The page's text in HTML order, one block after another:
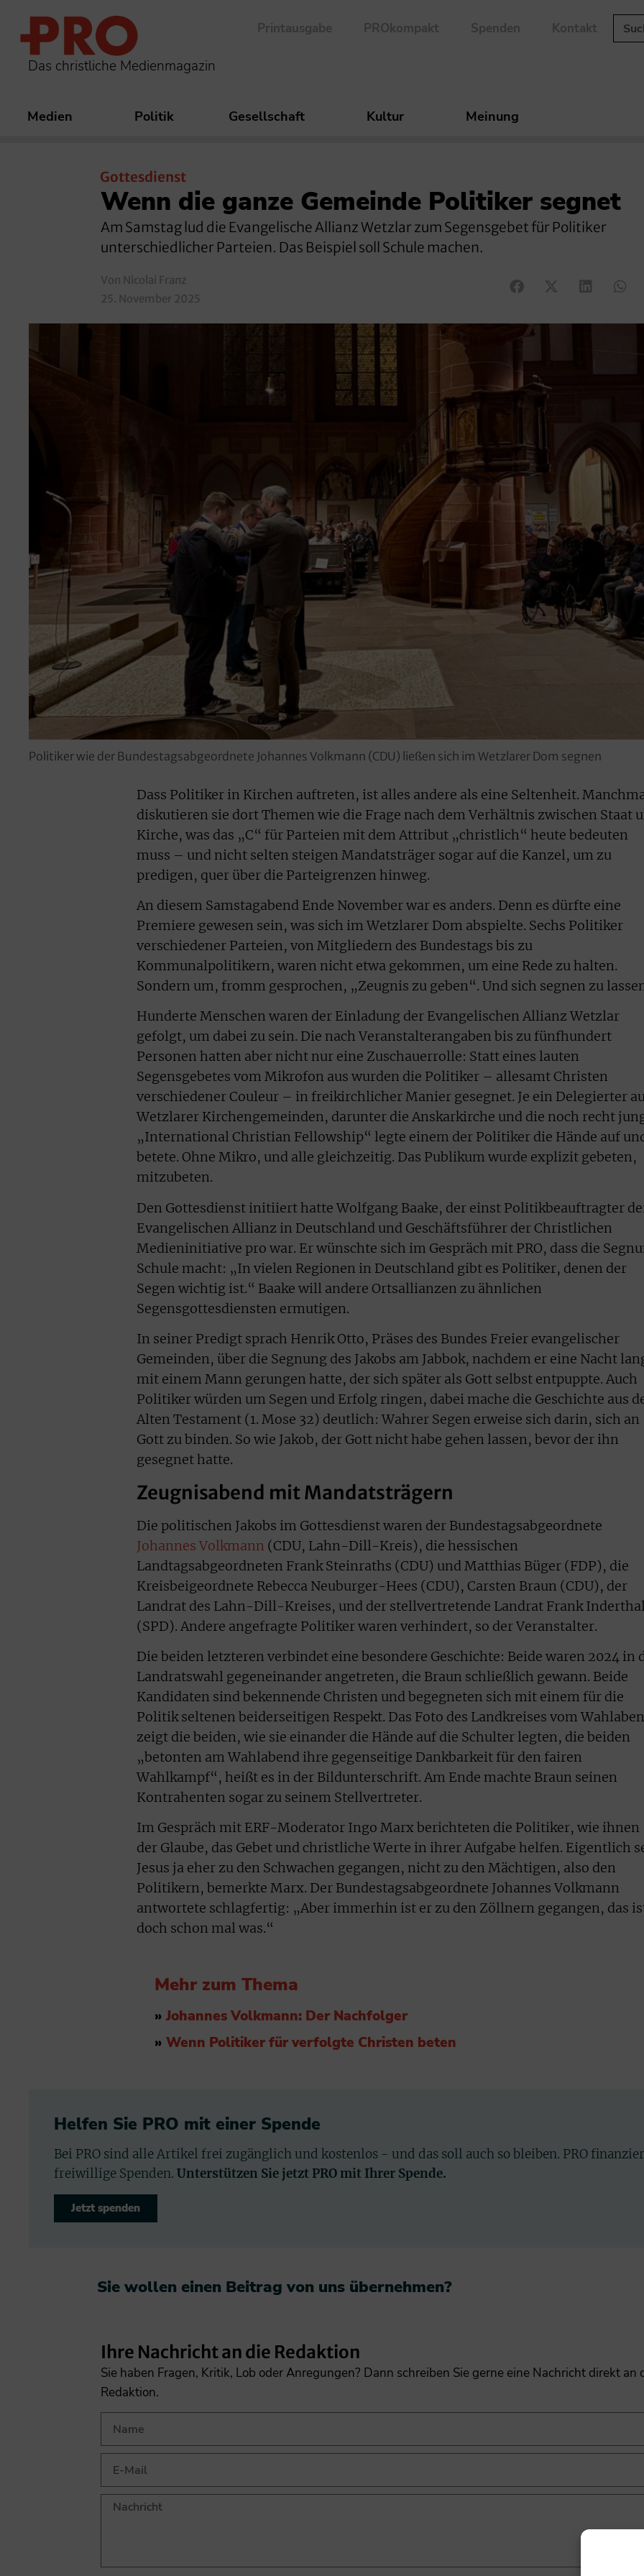
Das christliche Medienmagazin
Printausgabe PROkompakt Spenden Kontakt
Medien Politik Gesellschaft Kultur Meinung
Gottesdienst
Wenn die ganze Gemeinde Politiker segnet
Am Samstag lud die Evangelische Allianz Wetzlar zum Segensgebet für Politiker
unterschiedlicher Parteien. Das Beispiel soll Schule machen.
Von Nicolai Franz
25. November 2025
Politiker wie der Bundestagsabgeordnete Johannes Volkmann (CDU) ließen sich im Wetzlarer Dom segnen
Dass Politiker in Kirchen auftreten, ist alles andere als eine Seltenheit.
diskutieren sie dort Themen wie die Frage nach dem Verhältnis zwischen Staat
Kirche, was das „C“ für Parteien mit dem Attribut „christlich“ heute bedeuten
muss – und nicht selten steigen Mandatsträger sogar auf die Kanzel, um zu
predigen, quer über die Parteigrenzen hinweg.
An diesem Samstagabend Ende November war es anders. Denn es dürfte eine
Premiere gewesen sein, was sich im Wetzlarer Dom abspielte. Sechs Politiker
verschiedener Parteien, von Mitgliedern des Bundestags bis zu
Kommunalpolitikern, waren nicht etwa gekommen, um eine Rede zu halten.
Sondern um, fromm gesprochen, „Zeugnis zu geben“. Und sich segnen zu
Hunderte Menschen waren der Einladung der Evangelischen Allianz Wetzlar
gefolgt, um dabei zu sein. Die nach Veranstalterangaben bis zu fünfhundert
Personen hatten aber nicht nur eine Zuschauerrolle: Statt eines lauten
Segensgebetes vom Mikrofon aus wurden die Politiker – allesamt Christen
verschiedener Couleur – in freikirchlicher Manier gesegnet. Je ein Delegierter
Wetzlarer Kirchengemeinden, darunter die Anskarkirche und die noch recht
„International Christian Fellowship“ legte einem der Politiker die Hände auf
betete. Ohne Mikro, und alle gleichzeitig. Das Publikum wurde explizit gebeten,
mitzubeten.
Den Gottesdienst initiiert hatte Wolfgang Baake, der einst Politikbeauftragter
Evangelischen Allianz in Deutschland und Geschäftsführer der Christlichen
Medieninitiative pro war. Er wünschte sich im Gespräch mit PRO, dass die
Schule macht: „In vielen Regionen in Deutschland gibt es Politiker, denen der
Segen wichtig ist.“ Baake will andere Ortsallianzen zu ähnlichen
Segensgottesdiensten ermutigen.
In seiner Predigt sprach Henrik Otto, Präses des Bundes Freier evangelischer
Gemeinden, über die Segnung des Jakobs am Jabbok, nachdem er eine Nacht
mit einem Mann gerungen hatte, der sich später als Gott selbst entpuppte. Auch
Politiker würden um Segen und Erfolg ringen, dabei mache die Geschichte aus
Alten Testament (1. Mose 32) deutlich: Wahrer Segen erweise sich darin, sich an
Gott zu binden. So wie Jakob, der Gott nicht habe gehen lassen, bevor der ihn
gesegnet hatte.
Zeugnisabend mit Mandatsträgern
Die politischen Jakobs im Gottesdienst waren der Bundestagsabgeordnete
Johannes Volkmann (CDU, Lahn-Dill-Kreis), die hessischen
Landtagsabgeordneten Frank Steinraths (CDU) und Matthias Büger (FDP), die
Kreisbeigeordnete Rebecca Neuburger-Hees (CDU), Carsten Braun (CDU), der
Landrat des Lahn-Dill-Kreises, und der stellvertretende Landrat Frank
(SPD). Andere angefragte Politiker waren verhindert, so der Veranstalter.
Die beiden letzteren verbindet eine besondere Geschichte: Beide waren 2024 in
Landratswahl gegeneinander angetreten, die Braun schließlich gewann. Beide
Kandidaten sind bekennende Christen und begegneten sich mit einem für die
Politik seltenen beiderseitigen Respekt. Das Foto des Landkreises vom
zeigt die beiden, wie sie einander die Hände auf die Schulter legten, die beiden
„betonten am Wahlabend ihre gegenseitige Dankbarkeit für den fairen
Wahlkampf“, heißt es in der Bildunterschrift. Am Ende machte Braun seinen
Kontrahenten sogar zu seinem Stellvertreter.
Im Gespräch mit ERF-Moderator Ingo Marx berichteten die Politiker, wie ihnen
der Glaube, das Gebet und christliche Werte in ihrer Aufgabe helfen. Eigentlich
Jesus ja eher zu den Schwachen gegangen, nicht zu den Mächtigen, also den
Politikern, bemerkte Marx. Der Bundestagsabgeordnete Johannes Volkmann
antwortete schlagfertig: „Aber immerhin ist er zu den Zöllnern gegangen, das
doch schon mal was.“
Mehr zum Thema
» Johannes Volkmann: Der Nachfolger
» Wenn Politiker für verfolgte Christen beten
Helfen Sie PRO mit einer Spende
Bei PRO sind alle Artikel frei zugänglich und kostenlos - und das soll auch so bleiben. PRO
freiwillige Spenden. Unterstützen Sie jetzt PRO mit Ihrer Spende.
Jetzt spenden
Sie wollen einen Beitrag von uns übernehmen?​
Ihre Nachricht an die Redaktion
Sie haben Fragen, Kritik, Lob oder Anregungen? Dann schreiben Sie gerne eine Nachricht direkt an
Redaktion.